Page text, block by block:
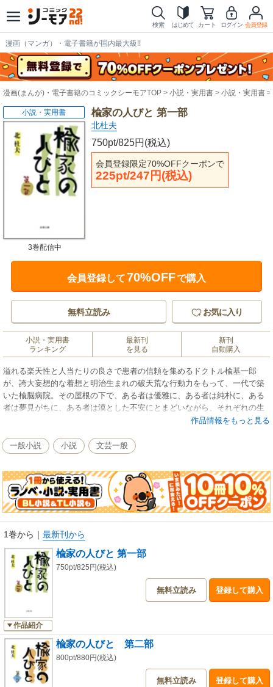
検索 はじめて カート ログイン 会員登録
漫画（マンガ）・電子書籍が国内最大級!!
漫画(まんが)・電子書籍のコミックシーモアTOP 小説・実用書 小説・実用書
楡家の人びと 第一部
北杜夫
750pt/825円(税込)
会員登録限定70%OFFクーポンで
225pt/247円(税込)
小説・実用書
3巻配信中
会員登録して70%OFFで購入
無料立読み お気に入り
小説・実用書
ランキング
最新刊
を見る
新刊
自動購入
溢れる楽天性と人当たりの良さで患者の信頼を集めるドクトル楡基一郎
が、誇大妄想的な着想と明治生まれの破天荒な行動力をもって、一代で築
いた楡脳病院。その屋根の下で、ある者は優雅に、ある者は純朴に、ある
者は夢見がちに、ある者は漠とした不安にとまどいながら、それぞれの生
を紡いでゆく。東京青山の大病院と、そこに集う個性豊かな一族の、にぎ
作品情報をもっと見る
一般小説 小説 文芸一般
1巻から ｜ 最新刊から
作品紹介
楡家の人びと 第一部
750pt/825円(税込)
無料立読み 登録して購入
楡家の人びと 第二部
800pt/880円(税込)
無料立読み 登録して購入